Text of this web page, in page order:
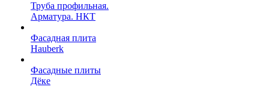
Труба профильная.
Арматура. НКТ
Фасадная плита
Hauberk
Фасадные плиты
Дёке